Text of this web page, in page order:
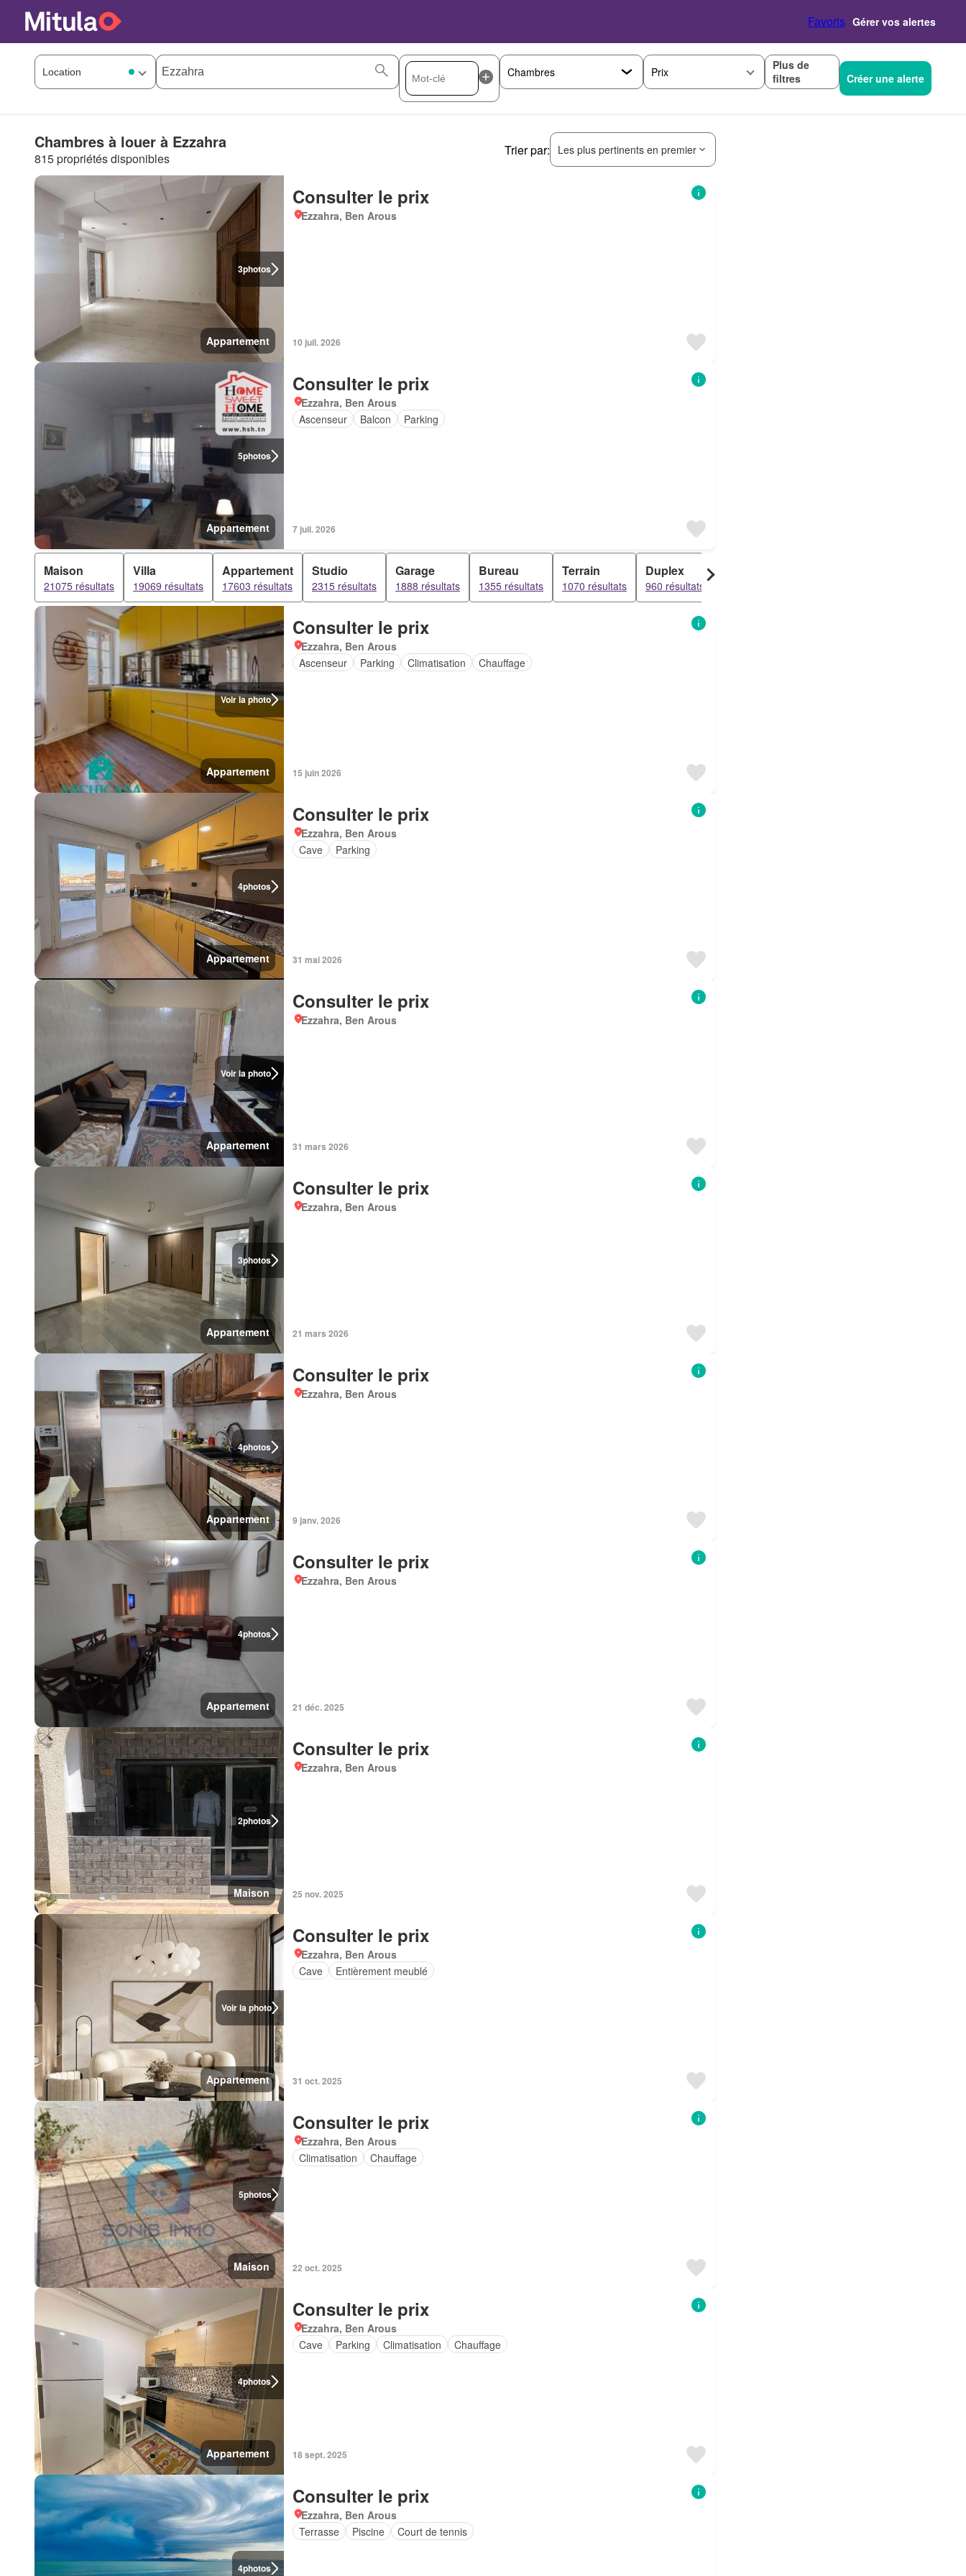
Favoris Gérer vos alertes
Prix
Plus de
filtres
Créer une alerte
Chambres à louer à Ezzahra
815 propriétés disponibles
Trier par: Les plus pertinents en premier
3photos
Appartement
Consulter le prix
Ezzahra, Ben Arous
10 juil. 2026
5photos
Appartement
Consulter le prix
Ezzahra, Ben Arous
Ascenseur
Balcon Parking
7 juil. 2026
Maison
21075 résultats
Villa
19069 résultats
Appartement
17603 résultats
Studio
2315 résultats
Garage
1888 résultats
Bureau
1355 résultats
Terrain
1070 résultats
Duplex
960 résultats
Voir la photo
Appartement
Consulter le prix
Ezzahra, Ben Arous
Ascenseur
Parking Climatisation Chauffage
15 juin 2026
4photos
Appartement
Consulter le prix
Ezzahra, Ben Arous
Cave
Parking
31 mai 2026
Voir la photo
Appartement
Consulter le prix
Ezzahra, Ben Arous
31 mars 2026
3photos
Appartement
Consulter le prix
Ezzahra, Ben Arous
21 mars 2026
4photos
Appartement
Consulter le prix
Ezzahra, Ben Arous
9 janv. 2026
4photos
Appartement
Consulter le prix
Ezzahra, Ben Arous
21 déc. 2025
2photos
Maison
Consulter le prix
Ezzahra, Ben Arous
25 nov. 2025
Voir la photo
Appartement
Consulter le prix
Ezzahra, Ben Arous
Cave
Entièrement meublé
31 oct. 2025
5photos
Maison
Consulter le prix
Ezzahra, Ben Arous
Climatisation
Chauffage
22 oct. 2025
4photos
Appartement
Consulter le prix
Ezzahra, Ben Arous
Cave
Parking Climatisation Chauffage
18 sept. 2025
4photos
Consulter le prix
Ezzahra, Ben Arous
Terrasse
Piscine Court de tennis